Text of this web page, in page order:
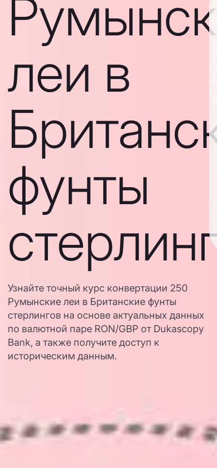
леи в
фунты
Узнайте точный курс конвертации 250
Румынские леи в Британские фунты
стерлингов на основе актуальных данных
по валютной паре RON/GBP от Dukascopy
Bank, а также получите доступ к
историческим данным.